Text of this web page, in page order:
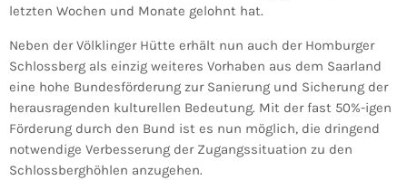
letzten Wochen und Monate gelohnt hat.
Neben der Völklinger Hütte erhält nun auch der Homburger
Schlossberg als einzig weiteres Vorhaben aus dem Saarland
eine hohe Bundesförderung zur Sanierung und Sicherung der
herausragenden kulturellen Bedeutung. Mit der fast 50%-igen
Förderung durch den Bund ist es nun möglich, die dringend
notwendige Verbesserung der Zugangssituation zu den
Schlossberghöhlen anzugehen.